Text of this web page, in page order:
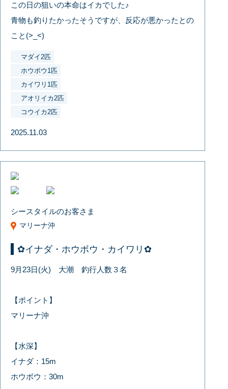
この日の狙いの本命はイカでした♪
青物も釣りたかったそうですが、反応が悪かったとの
こと(>_<)
マダイ2匹
ホウボウ1匹
カイワリ1匹
アオリイカ2匹
コウイカ2匹
2025.11.03
シースタイルのお客さま
マリーナ沖
✿イナダ・ホウボウ・カイワリ✿
9月23日(火) 大潮 釣行人数３名
【ポイント】
マリーナ沖
【水深】
イナダ：15m
ホウボウ：30m